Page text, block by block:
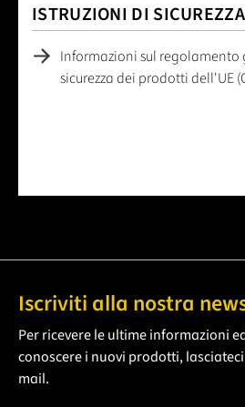
ISTRUZIONI DI SICUREZZA
Informazioni sul regolamento
sicurezza dei prodotti dell'UE
Iscriviti alla nostra
Per ricevere le ultime informazioni
conoscere i nuovi prodotti,
mail.